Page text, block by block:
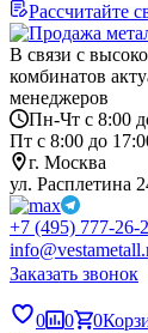
Рассчитайте
В связи с
комбинатов
менеджеров
Пн-Чт с 8:00
Пт с 8:00 до
г. Москва
ул. Расплетина
+7 (495) 777-26-
Заказать звонок
0 0 0